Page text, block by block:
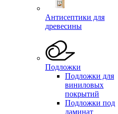
Антисептики для
древесины
Подложки
Подложки для
виниловых
покрытий
Подложки под
ламинат